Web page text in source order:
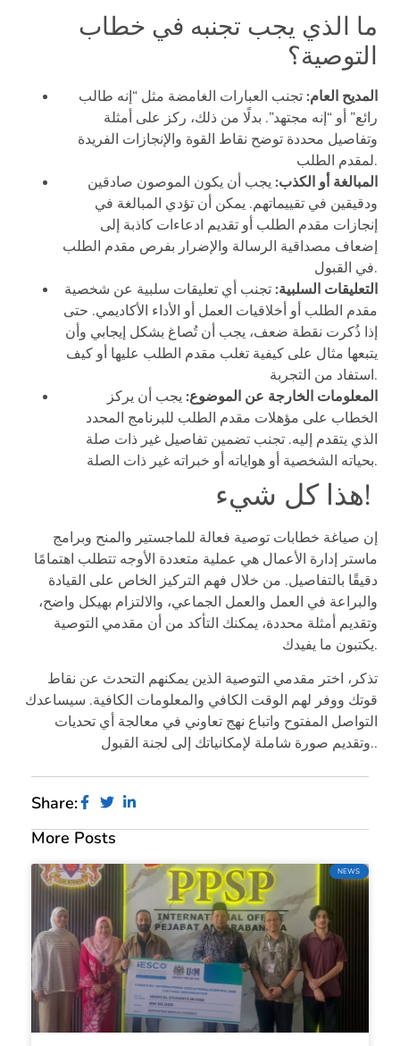
ما الذي يجب تجنبه في خطاب
التوصية؟
المديح العام:تجنب العبارات الغامضة مثل “إنه طالب
رائع” أو “إنه مجتهد”. بدلًا من ذلك، ركز على أمثلة
وتفاصيل محددة توضح نقاط القوة والإنجازات الفريدة
لمقدم الطلب.
المبالغة أو الكذب:يجب أن يكون الموصون صادقين
ودقيقين في تقييماتهم. يمكن أن تؤدي المبالغة في
إنجازات مقدم الطلب أو تقديم ادعاءات كاذبة إلى
إضعاف مصداقية الرسالة والإضرار بفرص مقدم الطلب
في القبول.
التعليقات السلبية:تجنب أي تعليقات سلبية عن شخصية
مقدم الطلب أو أخلاقيات العمل أو الأداء الأكاديمي. حتى
إذا ذُكرت نقطة ضعف، يجب أن تُصاغ بشكل إيجابي وأن
يتبعها مثال على كيفية تغلب مقدم الطلب عليها أو كيف
استفاد من التجربة.
المعلومات الخارجة عن الموضوع:يجب أن يركز
الخطاب على مؤهلات مقدم الطلب للبرنامج المحدد
الذي يتقدم إليه. تجنب تضمين تفاصيل غير ذات صلة
بحياته الشخصية أو هواياته أو خبراته غير ذات الصلة.
هذا كل شيء!
إن صياغة خطابات توصية فعالة للماجستير والمنح وبرامج
ماستر إدارة الأعمال هي عملية متعددة الأوجه تتطلب اهتمامًا
دقيقًا بالتفاصيل. من خلال فهم التركيز الخاص على القيادة
والبراعة في العمل والعمل الجماعي، والالتزام بهيكل واضح،
وتقديم أمثلة محددة، يمكنك التأكد من أن مقدمي التوصية
يكتبون ما يفيدك.
تذكر، اختر مقدمي التوصية الذين يمكنهم التحدث عن نقاط
قوتك ووفر لهم الوقت الكافي والمعلومات الكافية. سيساعدك
التواصل المفتوح واتباع نهج تعاوني في معالجة أي تحديات
وتقديم صورة شاملة لإمكانياتك إلى لجنة القبول..
Share:
More Posts
NEWS